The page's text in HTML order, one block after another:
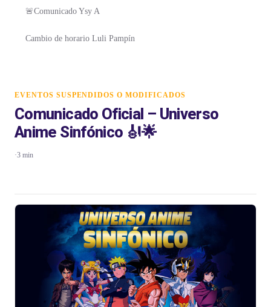
🚨Comunicado Ysy A
Cambio de horario Luli Pampín
EVENTOS SUSPENDIDOS O MODIFICADOS
Comunicado Oficial – Universo
Anime Sinfónico 🎻🌟
·3 min